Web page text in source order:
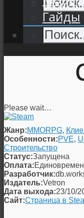
Гайды
Please wait…
Жанр:MMORPG,
Особенности:PVE,
Строительство
Статус:Запущена
Оплата:
Разработчик:
Издатель:Vetron
Дата выхода:23/10/
Сайт:Страница в